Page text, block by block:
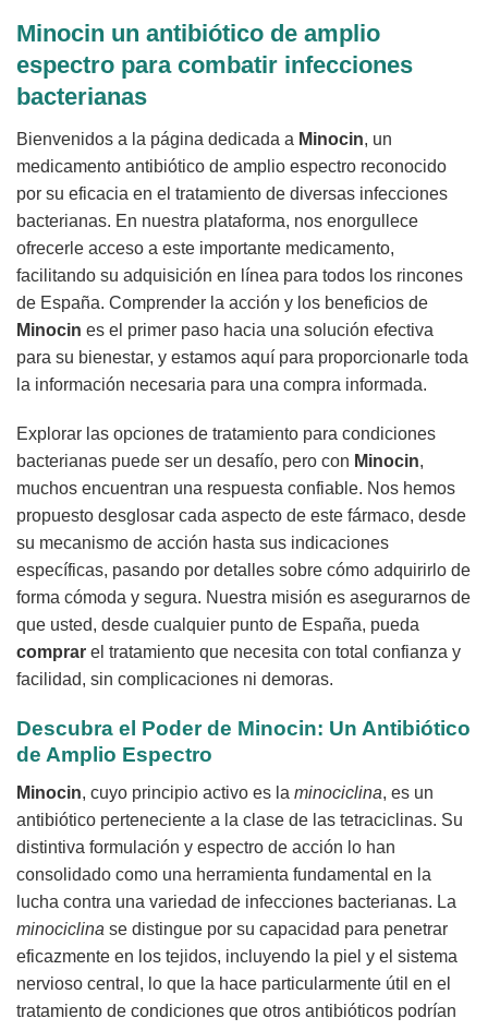
Minocin un antibiótico de amplio
espectro para combatir infecciones
bacterianas
Bienvenidos a la página dedicada a Minocin, un
medicamento antibiótico de amplio espectro reconocido
por su eficacia en el tratamiento de diversas infecciones
bacterianas. En nuestra plataforma, nos enorgullece
ofrecerle acceso a este importante medicamento,
facilitando su adquisición en línea para todos los rincones
de España. Comprender la acción y los beneficios de
Minocin es el primer paso hacia una solución efectiva
para su bienestar, y estamos aquí para proporcionarle toda
la información necesaria para una compra informada.
Explorar las opciones de tratamiento para condiciones
bacterianas puede ser un desafío, pero con Minocin,
muchos encuentran una respuesta confiable. Nos hemos
propuesto desglosar cada aspecto de este fármaco, desde
su mecanismo de acción hasta sus indicaciones
específicas, pasando por detalles sobre cómo adquirirlo de
forma cómoda y segura. Nuestra misión es asegurarnos de
que usted, desde cualquier punto de España, pueda
comprar el tratamiento que necesita con total confianza y
facilidad, sin complicaciones ni demoras.
Descubra el Poder de Minocin: Un Antibiótico
de Amplio Espectro
Minocin, cuyo principio activo es la minociclina, es un
antibiótico perteneciente a la clase de las tetraciclinas. Su
distintiva formulación y espectro de acción lo han
consolidado como una herramienta fundamental en la
lucha contra una variedad de infecciones bacterianas. La
minociclina se distingue por su capacidad para penetrar
eficazmente en los tejidos, incluyendo la piel y el sistema
nervioso central, lo que la hace particularmente útil en el
tratamiento de condiciones que otros antibióticos podrían